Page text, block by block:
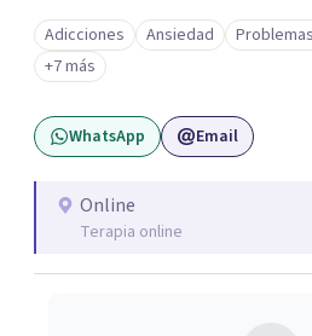
el equilibrio y en el balance
nos hace humanos. Mi trabajo consiste en brindarte una
atención integral enfocada en el
de tus emociones, conductas y
con el mundo. Sobre todo, busco
proceso psicoterapéutico. Te acompaño a explorar tu
mundo interno para
sentido a tu experiencia y
Adicciones Ansiedad
+7 más
WhatsApp Email
Online
Terapia online